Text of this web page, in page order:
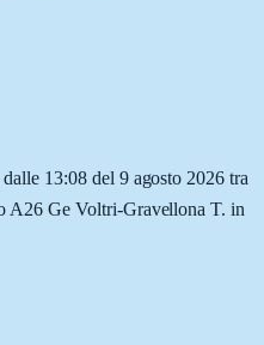
13:08 del 9 agosto 2026 tra
A26 Ge Voltri-Gravellona T. in